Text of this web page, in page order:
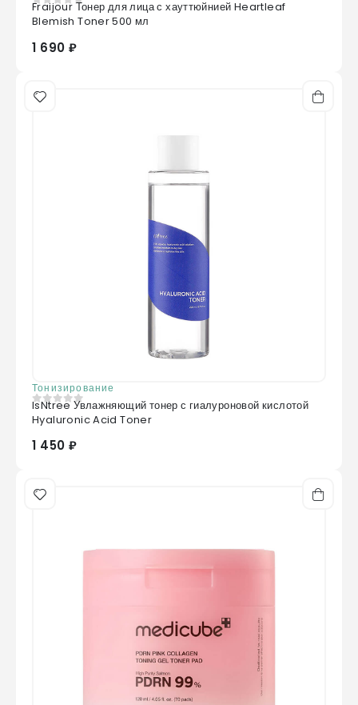
0из 5
Fraijour Тонер для лица с хауттюйнией Heartleaf
Blemish Toner 500 мл
1 690 ₽
Тонизирование
0из 5
IsNtree Увлажняющий тонер с гиалуроновой кислотой
Hyaluronic Acid Toner
1 450 ₽